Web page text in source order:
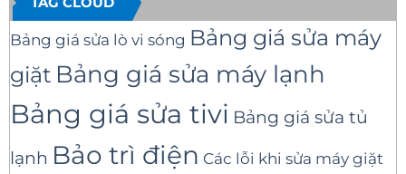
Bảng giá sửa lò vi sóng Bảng giá sửa máy
giặt Bảng giá sửa máy lạnh
Bảng giá sửa tivi Bảng giá sửa tủ
lạnh Bảo trì điện Các lỗi khi sửa máy giặt